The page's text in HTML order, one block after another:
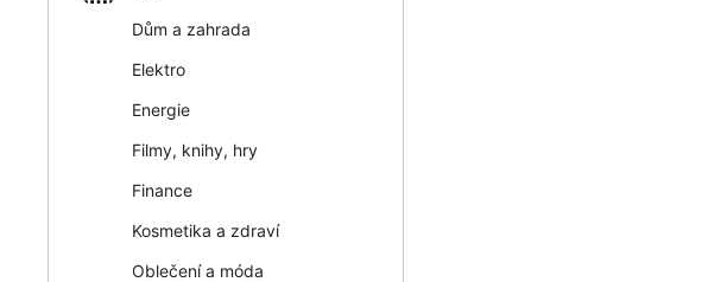
Dům a zahrada
Elektro
Energie
Filmy, knihy, hry
Finance
Kosmetika a zdraví
Oblečení a móda